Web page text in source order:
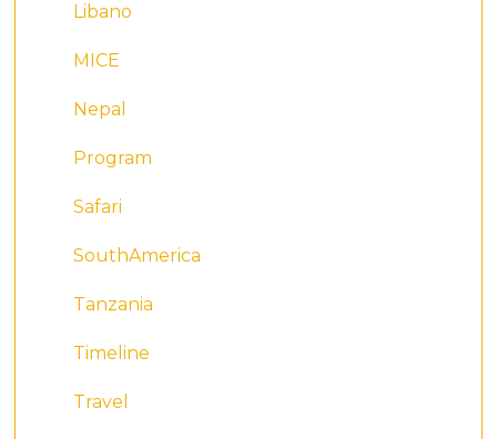
Libano
MICE
Nepal
Program
Safari
SouthAmerica
Tanzania
Timeline
Travel